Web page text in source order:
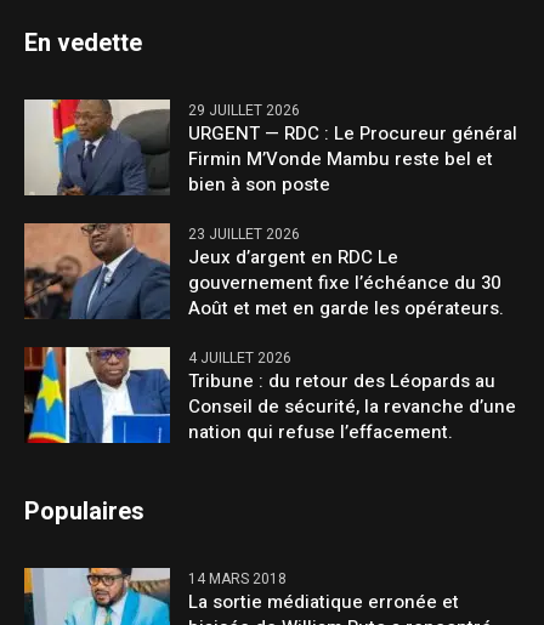
En vedette
29 JUILLET 2026
URGENT — RDC : Le Procureur général
Firmin M’Vonde Mambu reste bel et
bien à son poste
23 JUILLET 2026
Jeux d’argent en RDC Le
gouvernement fixe l’échéance du 30
Août et met en garde les opérateurs.
4 JUILLET 2026
Tribune : du retour des Léopards au
Conseil de sécurité, la revanche d’une
nation qui refuse l’effacement.
Populaires
14 MARS 2018
La sortie médiatique erronée et